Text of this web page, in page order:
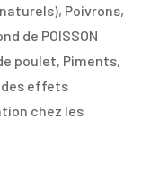
Poivrons,
de POISSON
poulet, Piments,
des effets
chez les